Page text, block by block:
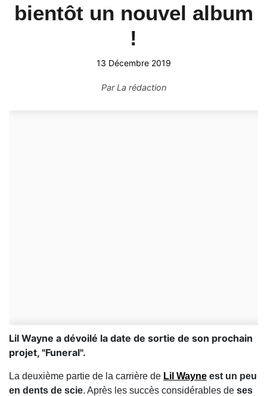
bientôt un nouvel album
!
13 Décembre 2019
ParLa rédaction
Lil Wayne a dévoilé la date de sortie de son prochain
projet, "Funeral".
La deuxième partie de la carrière de Lil Wayne est un peu
en dents de scie. Après les succès considérables de ses